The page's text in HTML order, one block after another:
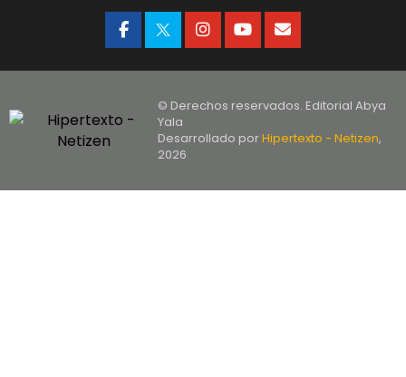
© Derechos reservados. Editorial Abya
Yala
Desarrollado porHipertexto - Netizen,
2026